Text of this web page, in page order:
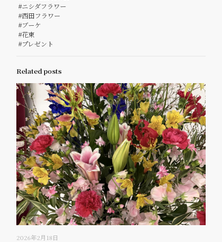
#ニシダフラワー
#西田フラワー
#ブーケ
#花束
#プレゼント
Related posts
2026年2月18日